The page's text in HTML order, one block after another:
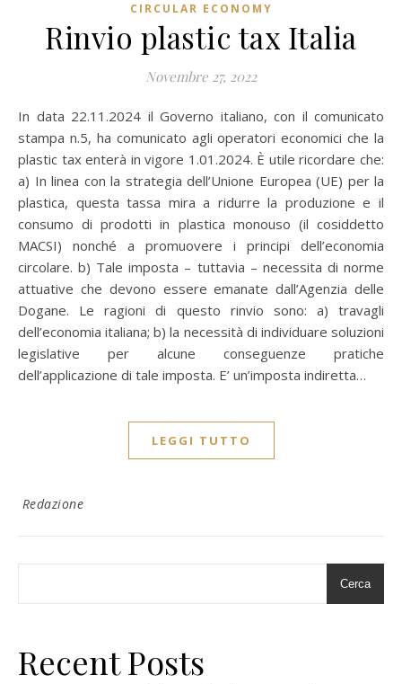
CIRCULAR ECONOMY
Rinvio plastic tax Italia
Novembre 27, 2022
In data 22.11.2024 il Governo italiano, con il comunicato
stampa n.5, ha comunicato agli operatori economici che la
plastic tax enterà in vigore 1.01.2024. È utile ricordare che:
a) In linea con la strategia dell’Unione Europea (UE) per la
plastica, questa tassa mira a ridurre la produzione e il
consumo di prodotti in plastica monouso (il cosiddetto
MACSI) nonché a promuovere i principi dell’economia
circolare. b) Tale imposta – tuttavia – necessita di norme
attuative che devono essere emanate dall’Agenzia delle
Dogane. Le ragioni di questo rinvio sono: a) travagli
dell’economia italiana; b) la necessità di individuare soluzioni
legislative per alcune conseguenze pratiche
dell’applicazione di tale imposta. E’ un’imposta indiretta…
LEGGI TUTTO
Redazione
Cerca
Recent Posts